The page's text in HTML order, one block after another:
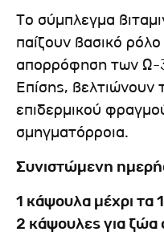
Το σύμπλεγμα
παίζουν βασικό
απορρόφηση των Ω-
Επίσης, βελτιώνουν
επιδερμικού
σμηγματόρροια.
Συνιστώμενη
1 κάψουλα μέχρι τα
2 κάψουλες για